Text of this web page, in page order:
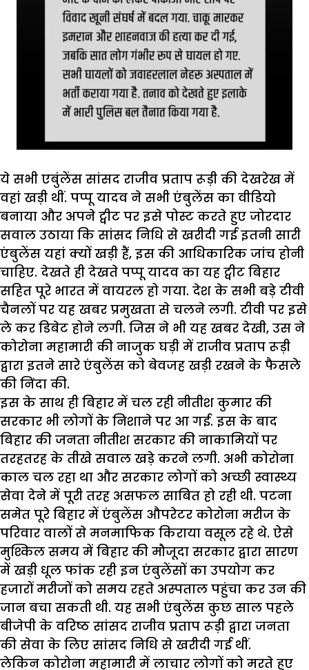
ये सभी एबुंलेंस सांसद राजीव प्रताप रूड़ी की देखरेख में
वहां खड़ी थीं. पप्पू यादव ने सभी एंबुलेंस का वीडियो
बनाया और अपने ट्वीट पर इसे पोस्ट करते हुए जोरदार
सवाल उठाया कि सांसद निधि से खरीदी गई इतनी सारी
एंबुलेंस यहां क्यों खड़ी हैं, इस की आधिकारिक जांच होनी
चाहिए. देखते ही देखते पप्पू यादव का यह ट्वीट बिहार
सहित पूरे भारत में वायरल हो गया. देश के सभी बड़े टीवी
चैनलों पर यह खबर प्रमुखता से चलने लगी. टीवी पर इसे
ले कर डिबेट होने लगी. जिस ने भी यह खबर देखी, उस ने
कोरोना महामारी की नाजुक घड़ी में राजीव प्रताप रूड़ी
द्वारा इतने सारे एंबुलेंस को बेवजह खड़ी रखने के फैसले
की निंदा की.
इस के साथ ही बिहार में चल रही नीतीश कुमार की
सरकार भी लोगों के निशाने पर आ गई. इस के बाद
बिहार की जनता नीतीश सरकार की नाकामियों पर
तरहतरह के तीखे सवाल खड़े करने लगी. अभी कोरोना
काल चल रहा था और सरकार लोगों को अच्छी स्वास्थ्य
सेवा देने में पूरी तरह असफल साबित हो रही थी. पटना
समेत पूरे बिहार में एंबुलेंस औपरेटर कोरोना मरीज के
परिवार वालों से मनमाफिक किराया वसूल रहे थे. ऐसे
मुश्किल समय में बिहार की मौजूदा सरकार द्वारा सारण
में खड़ी धूल फांक रही इन एंबुलेंसों का उपयोग कर
हजारों मरीजों को समय रहते अस्पताल पहुंचा कर उन की
जान बचा सकती थी. यह सभी एंबुलेंस कुछ साल पहले
बीजेपी के वरिष्ठ सांसद राजीव प्रताप रूड़ी द्वारा जनता
की सेवा के लिए सांसद निधि से खरीदी गई थीं.
लेकिन कोरोना महामारी में लाचार लोगों को मरते हुए